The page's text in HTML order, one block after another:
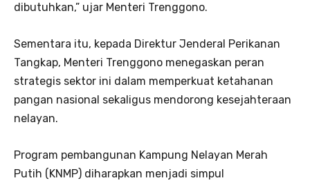
dibutuhkan,” ujar Menteri Trenggono.
Sementara itu, kepada Direktur Jenderal Perikanan
Tangkap, Menteri Trenggono menegaskan peran
strategis sektor ini dalam memperkuat ketahanan
pangan nasional sekaligus mendorong kesejahteraan
nelayan.
Program pembangunan Kampung Nelayan Merah
Putih (KNMP) diharapkan menjadi simpul